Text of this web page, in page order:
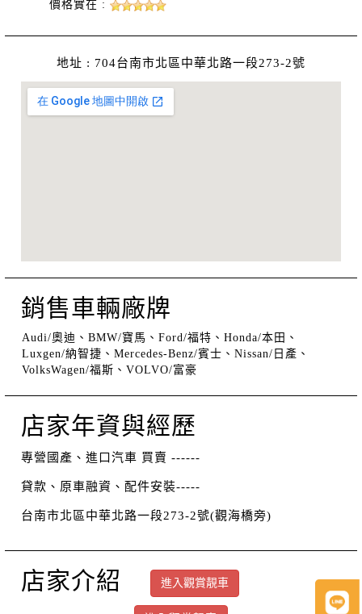
價格實在 :
地址 : 704台南市北區中華北路一段273-2號
銷售車輛廠牌
Audi/奧迪、BMW/寶馬、Ford/福特、Honda/本田、
Luxgen/納智捷、Mercedes-Benz/賓士、Nissan/日產、
VolksWagen/福斯、VOLVO/富豪
店家年資與經歷
專營國產、進口汽車 買賣 ------
貸款、原車融資、配件安裝-----
台南市北區中華北路一段273-2號(觀海橋旁)
店家介紹